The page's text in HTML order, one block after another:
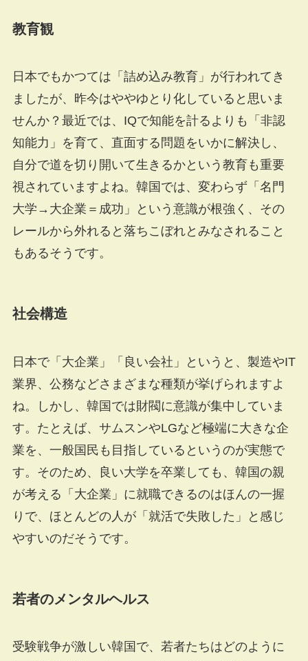
教育観
日本でもかつては「詰め込み教育」が行われてき
ましたが、昨今はややゆとり化していると思いま
せんか？最近では、IQで知能を計るよりも「非認
知能力」を育て、直面する問題をいかに解決し、
自分で道を切り開いて生きるかという教育も重要
視されていますよね。韓国では、変わらず「名門
大学→大企業＝成功」という意識が根強く、その
レールから外れると落ちこぼれとみなされること
もあるそうです。
社会構造
日本で「大企業」「良い会社」というと、製造やIT
業界、公務などさまざまな種類が挙げられますよ
ね。しかし、韓国では財閥に意識が集中していま
す。たとえば、サムスンやLGなど極端に大きな企
業を、一般国民も目指しているというのが実態で
す。そのため、良い大学を卒業しても、韓国の親
が考える「大企業」に就職できるのはほんの一握
りで、ほとんどの人が「就活で失敗した」と感じ
やすいのだそうです。
若者のメンタルヘルス
受験戦争が激しい韓国で、若者たちはどのように